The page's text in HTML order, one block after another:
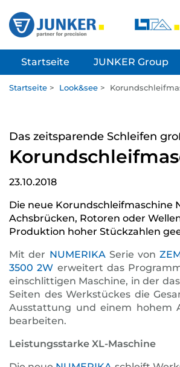
Startseite JUNKER Group
Startseite > Look&see >
Das zeitsparende Schleifen
23.10.2018
Die neue Korundschleifmaschine
Achsbrücken, Rotoren oder
Produktion hoher Stückzahlen
Mit der NUMERIKASerie von
3500 2W erweitert das
einschlittigen Maschine, in der
Seiten des Werkstückes die
Ausstattung und einem hohem
bearbeiten.
Leistungsstarke XL-Maschine